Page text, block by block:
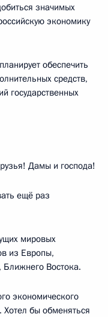
значимых
экономику
обеспечить
средств,
государственных
Дамы и господа!
ещё раз
мировых
из Европы,
Востока.
экономического
бы обменяться